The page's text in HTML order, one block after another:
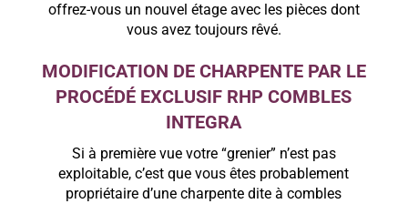
offrez-vous un nouvel étage avec les pièces dont
vous avez toujours rêvé.
MODIFICATION DE CHARPENTE PAR LE
PROCÉDÉ EXCLUSIF RHP COMBLES
INTEGRA
Si à première vue votre “grenier” n’est pas
exploitable, c’est que vous êtes probablement
propriétaire d’une charpente dite à combles